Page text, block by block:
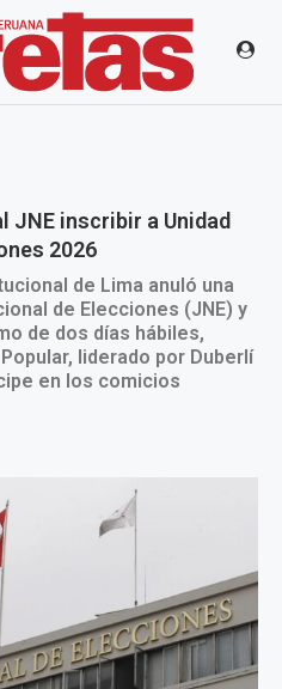
JNE inscribir a Unidad
2026
de Lima anuló una
de Elecciones (JNE) y
de dos días hábiles,
liderado por Duberlí
en los comicios